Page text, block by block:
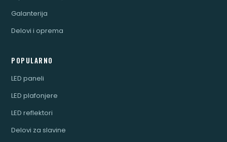
Galanterija
Delovi i oprema
POPULARNO
LED paneli
LED plafonjere
LED reflektori
Delovi za slavine